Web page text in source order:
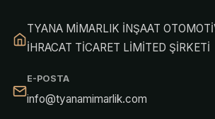
TYANA MİMARLIK İNŞAAT
İHRACAT TİCARET LİMİTED ŞİRKETİ
E-POSTA
info@tyanamimarlik.com